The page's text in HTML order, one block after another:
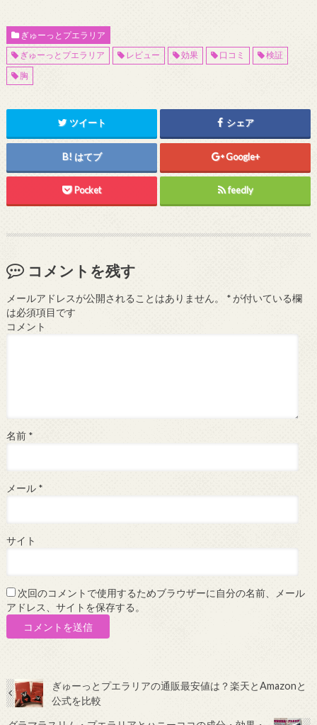
ぎゅーっとプエラリア
ぎゅーっとプエラリア
レビュー 効果 口コミ
検証
胸
ツイート シェア
はてブ Google+
Pocket feedly
コメントを残す
メールアドレスが公開されることはありません。 *が付いている欄
は必須項目です
コメント
名前 *
メール *
サイト
次回のコメントで使用するためブラウザーに自分の名前、メール
アドレス、サイトを保存する。
ぎゅーっとプエラリアの通販最安値は？楽天とAmazonと
公式を比較